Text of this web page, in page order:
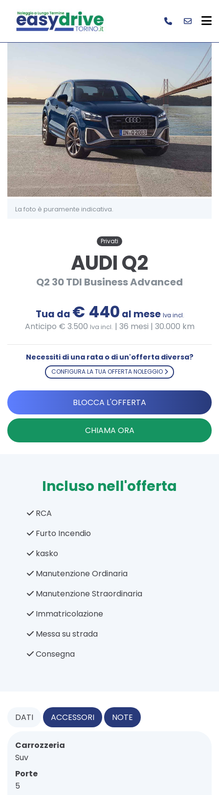
La foto è puramente indicativa.
Privati
AUDI Q2
Q2 30 TDI Business Advanced
Tua da € 440 al mese Iva incl.
Anticipo € 3.500 Iva incl. | 36 mesi | 30.000 km
Necessiti di una rata o di un'offerta diversa?
CONFIGURA LA TUA OFFERTA NOLEGGIO
BLOCCA L'OFFERTA
CHIAMA ORA
Incluso nell'offerta
RCA
Furto Incendio
kasko
Manutenzione Ordinaria
Manutenzione Straordinaria
Immatricolazione
Messa su strada
Consegna
DATI ACCESSORI NOTE
Carrozzeria
Suv
Porte
5